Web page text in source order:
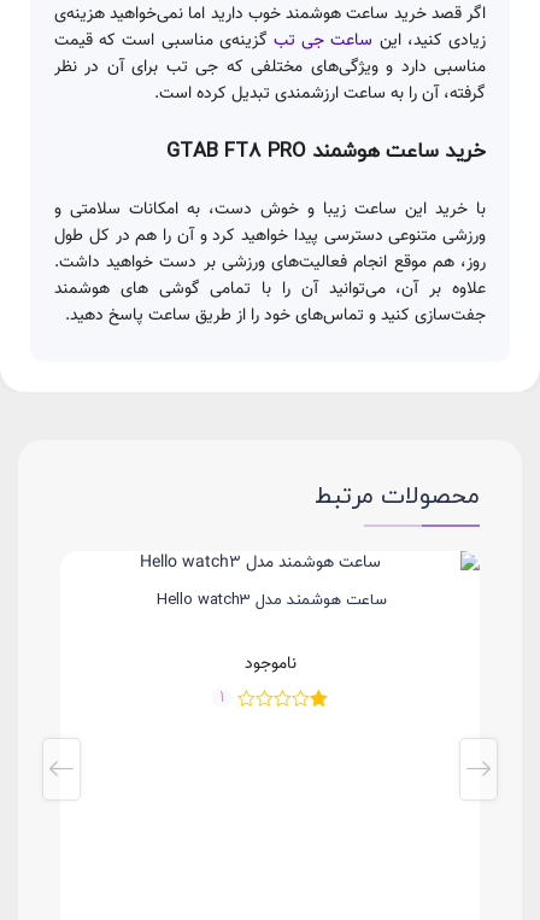
اگر قصد خرید ساعت هوشمند خوب دارید اما نمی‌خواهید هزینه‌ی
زیادی کنید، این ساعت جی تب گزینه‌ی مناسبی است که قیمت
مناسبی دارد و ویژگی‌های مختلفی که جی تب برای آن در نظر
گرفته، آن را به ساعت ارزشمندی تبدیل کرده است.
خرید ساعت هوشمند GTAB FT8 PRO
با خرید این ساعت زیبا و خوش دست، به امکانات سلامتی و
ورزشی متنوعی دسترسی پیدا خواهید کرد و آن را هم در کل طول
روز، هم موقع انجام فعالیت‌های ورزشی بر دست خواهید داشت.
علاوه بر آن، می‌توانید آن را با تمامی گوشی های هوشمند
جفت‌سازی کنید و تماس‌های خود را از طریق ساعت پاسخ دهید.
محصولات مرتبط
ساعت هوشمند مدل Hello watch3
ناموجود
1